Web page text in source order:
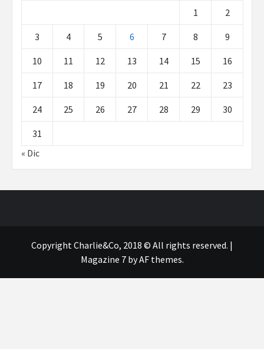
1
2
3 4 5 6 7 8 9
10 11 12 13 14 15 16
17 18 19 20 21 22 23
24 25 26 27 28 29 30
31
« Dic
Copyright Charlie&Co, 2018 © All rights reserved. |
Magazine 7by AF themes.